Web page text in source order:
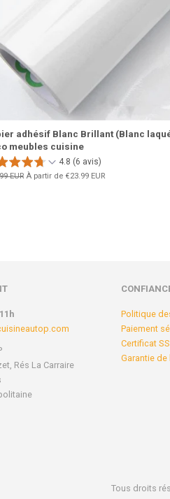
adhésif Blanc Brillant (Blanc
meubles cuisine
4.8 (6 avis)
EURÀ partir de €23.99 EUR
Rés La Carraire
Politique
Paiement
Certificat
Garantie de
Tous droits